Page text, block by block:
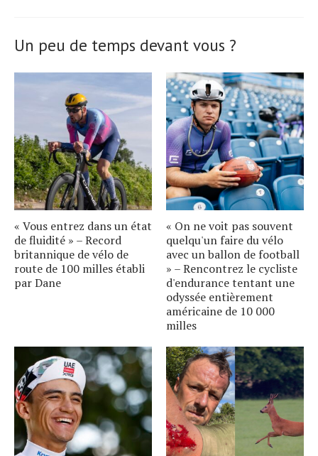
Un peu de temps devant vous ?
« Vous entrez dans un état
de fluidité » – Record
britannique de vélo de
route de 100 milles établi
par Dane
« On ne voit pas souvent
quelqu'un faire du vélo
avec un ballon de football
» – Rencontrez le cycliste
d'endurance tentant une
odyssée entièrement
américaine de 10 000
milles